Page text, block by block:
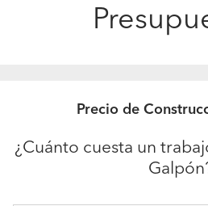
Precio de
¿Cuánto cuesta un